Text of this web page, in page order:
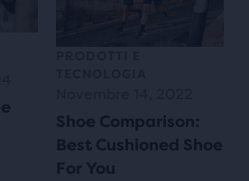
Shoe Comparison:
Best Cushioned Shoe
For You